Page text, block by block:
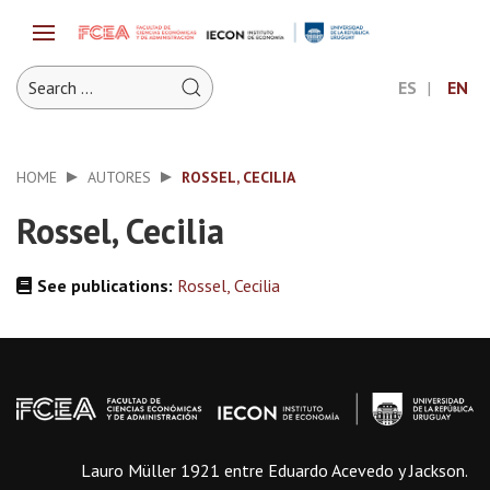
ES EN
HOME AUTORES ROSSEL, CECILIA
Rossel, Cecilia
See publications: Rossel, Cecilia
Lauro Müller 1921 entre Eduardo Acevedo y Jackson.